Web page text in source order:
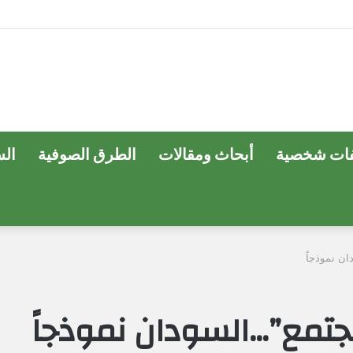
شخصية أبحاث ومقالات الطرق الصوفية
نموذجاً
نموذجاً